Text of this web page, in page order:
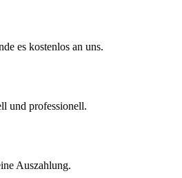
es kostenlos an uns.
und professionell.
Auszahlung.